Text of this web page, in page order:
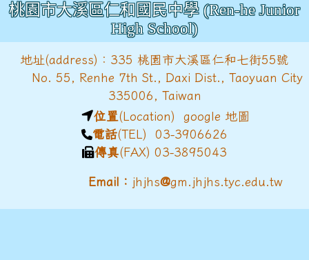
桃園市大溪區仁和國民中學 (Ren-he Junior
High School)
地址(address)：335 桃園市大溪區仁和七街55號
No. 55, Renhe 7th St., Daxi Dist., Taoyuan City
335006, Taiwan
位置(Location) google 地圖
電話(TEL) 03-3906626
傳真(FAX) 03-3895043
Email： jhjhs@gm.jhjhs.tyc.edu.tw